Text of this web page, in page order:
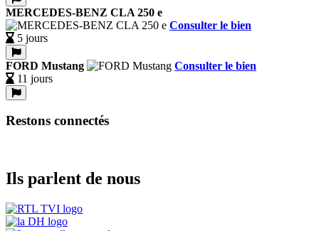
MERCEDES-BENZ CLA 250 e
Consulter le bien
5 jours
FORD Mustang
Consulter le bien
11 jours
Restons connectés
Ils parlent de nous